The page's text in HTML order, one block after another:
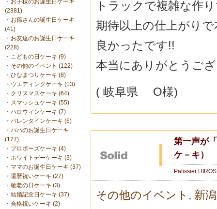
・ お子様のお誕生日ケーキ
(2381)
・ お孫さんの誕生日ケーキ
(41)
・ お友達のお誕生日ケーキ
(228)
・ こどもの日ケーキ (9)
・ その他のイベント (122)
・ ひなまつりケーキ (8)
・ ウエディングケーキ (13)
・ クリスマスケーキ (64)
・ スマッシュケーキ (55)
・ ハロウィンケーキ (7)
・ バレンタインケーキ (6)
・ パパのお誕生日ケーキ
(177)
・ プロポーズケーキ (4)
・ ホワイトデーケーキ (3)
・ ママのお誕生日ケーキ (37)
・ 還暦祝いケーキ (27)
・ 敬老の日ケーキ (3)
・ 結婚記念日ケーキ (37)
・ 合格祝いケーキ (2)
トラックで複雑な作
期待以上の仕上がり
良かったです!!
本当にありがとうご
( 岐阜県 O様)
第一声が
ケ－キ）
Patissier
その他のイベント , 新